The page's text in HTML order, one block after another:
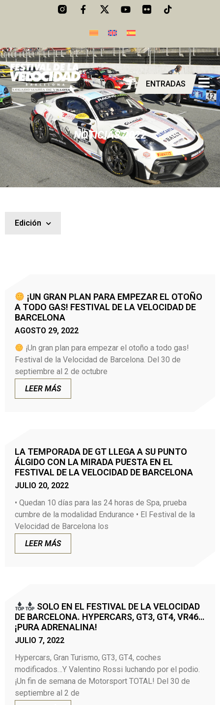
ENTRADAS
NOTICIAS2022
Edición
¡UN GRAN PLAN PARA EMPEZAR EL OTOÑO
A TODO GAS! FESTIVAL DE LA VELOCIDAD DE
BARCELONA
AGOSTO 29, 2022
¡Un gran plan para empezar el otoño a todo gas!
Festival de la Velocidad de Barcelona. Del 30 de
septiembre al 2 de octubre
LEER MÁS
LA TEMPORADA DE GT LLEGA A SU PUNTO
ÁLGIDO CON LA MIRADA PUESTA EN EL
FESTIVAL DE LA VELOCIDAD DE BARCELONA
JULIO 20, 2022
• Quedan 10 días para las 24 horas de Spa, prueba
cumbre de la modalidad Endurance • El Festival de la
Velocidad de Barcelona los
LEER MÁS
SOLO EN EL FESTIVAL DE LA VELOCIDAD
DE BARCELONA. HYPERCARS, GT3, GT4, VR46…
¡PURA ADRENALINA!
JULIO 7, 2022
Hypercars, Gran Turismo, GT3, GT4, coches
modificados…Y Valentino Rossi luchando por el podio.
¡Un fin de semana de Motorsport TOTAL! Del 30 de
septiembre al 2 de